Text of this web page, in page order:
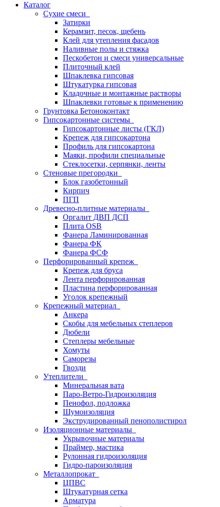
Каталог
Сухие смеси
Затирки
Керамзит, песок, щебень
Клей для утепления фасадов
Наливные полы и стяжка
Пескобетон и смеси универсальные
Плиточный клей
Шпаклевка гипсовая
Штукатурка гипсовая
Кладочные и монтажные растворы
Шпаклевки готовые к применению
Грунтовка Бетоноконтакт
Гипсокартонные системы
Гипсокартонные листы (ГКЛ)
Крепеж для гипсокартона
Профиль для гипсокартона
Маяки, профили специальные
Стеклосетки, серпянки, ленты
Стеновые прегородки
Блок газобетонный
Кирпич
ПГП
Древесно-плитные материалы
Оргалит ДВП ДСП
Плита OSB
Фанера Ламинированная
Фанера ФК
Фанера ФСФ
Перфорированный крепеж
Крепеж для бруса
Лента перфорированная
Пластина перфорированная
Уголок крепежный
Крепежный материал
Анкера
Скобы для мебельных степлеров
Дюбели
Степлеры мебельные
Хомуты
Саморезы
Гвозди
Утеплители
Минеральная вата
Паро-Ветро-Гидроизоляция
Пенофол, подложка
Шумоизоляция
Экструдированный пенополистирол
Изоляционные материалы
Укрывочные материалы
Праймер, мастика
Рулонная гидроизоляция
Гидро-пароизоляция
Металлопрокат
ЦПВС
Штукатурная сетка
Арматура